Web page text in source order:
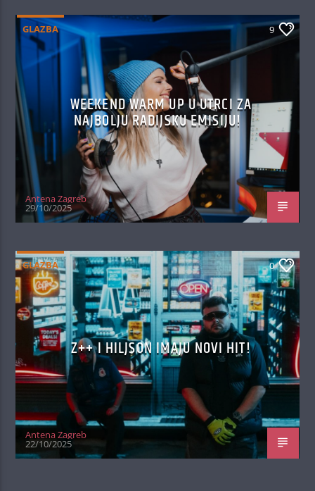
GLAZBA 9
WEEKEND WARM UP U UTRCI ZA
NAJBOLJU RADIJSKU EMISIJU!
Antena Zagreb
29/10/2025
GLAZBA 0
Z++ I HILJSON IMAJU NOVI HIT!
Antena Zagreb
22/10/2025